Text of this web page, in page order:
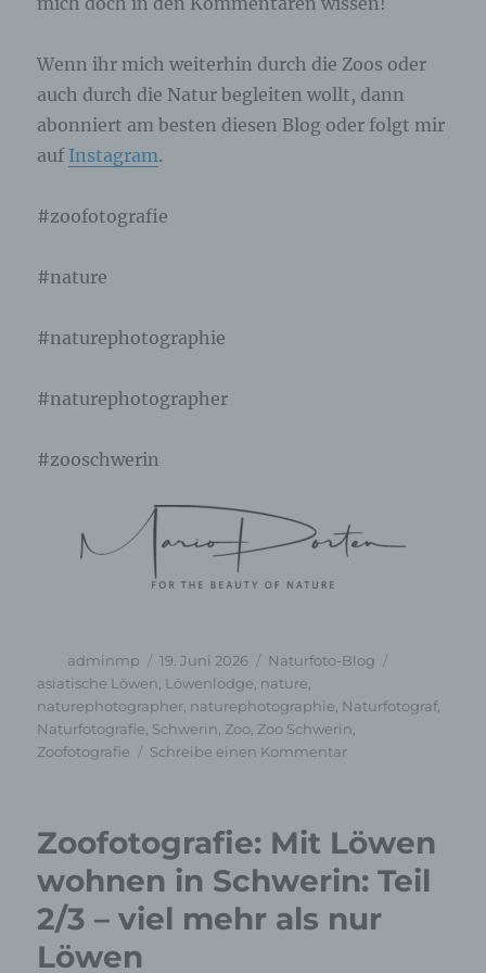
Wenn ihr mich weiterhin durch die Zoos oder
auch durch die Natur begleiten wollt, dann
abonniert am besten diesen Blog oder folgt mir
auf Instagram.
#zoofotografie
#nature
#naturephotographie
#naturephotographer
#zooschwerin
Autor
adminmp
Veröffentlicht
am
19. Juni 2026 Kategorien
Naturfoto-Blog
asiatische Löwen Löwenlodge nature
naturephotographer naturephotographie Naturfotograf
Naturfotografie Schwerin Zoo Zoo Schwerin
Zoofotografie
Schreibe einen Kommentarzu
wohnen
Schwerin:
Teil
3/3
Zoofotografie: Mit Löwen
wohnen in Schwerin: Teil
2/3 – viel mehr als nur
Löwen